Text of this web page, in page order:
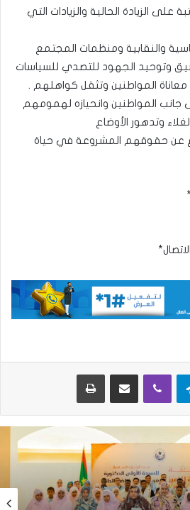
على الزيادة الحالية والزيادات التي
والنقابية ومنظمات المجتمع
وتوحيد الجهود للتصدي للسياسات
المواطنين وتثقل كواهلهم .
جانب المواطنين وانحيازه لهمومهم
وتدهور الأوضاع
عن حقوقهم المشروعة في حياة
تيلقرام ڤايبر مشاركة عبر البريد طباعة